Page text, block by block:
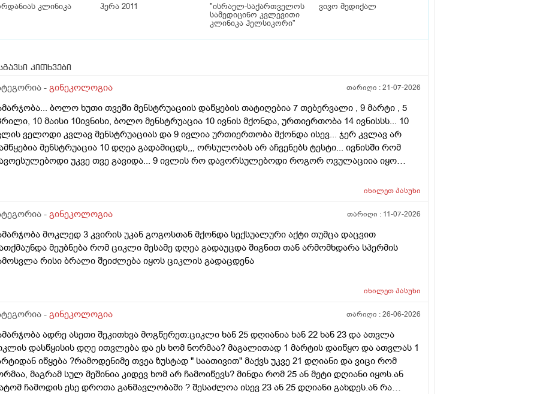
კლინიკა ჰერა 2011
"ისრაელ-საქართველოს
სამედიცინო კვლევითი
კლინიკა ჰელსიკორი"
ვივო მედიქალ
კითხვები
- გინეკოლოგია თარიღი :21-07-2026
ბოლო ხუთი თვეში მენსტრუაციის დაწყების თატიღებია 7 თებერვალი , 9 მარტი , 5
10 მაისი 10ივნისი, ბოლო მენსტრუაცია 10 ივნის მქონდა, ურთიერთობა 14 ივნისსს... 10
ველოდი კვლავ მენსტრუაციას და 9 ივლია ურთიერთობა მქონდა ისევ... ჯერ კვლავ არ
მენსტრუაცია 10 დღეა გადამიცდს,,, ორსულობას არ აჩვენებს ტესტი... ივნისში რომ
უკვე თვე გავიდა... 9 ივლის რო დავორსულებოდი როგორ ოვულაციია იყო
იხილეთპასუხი
- გინეკოლოგია თარიღი : 11-07-2026
მოკლედ 3 კვირის უკან გოგოსთან მქონდა სექსუალური აქტი თუმცა დაცვით
მეუბნება რომ ციკლი მესამე დღეა გადაუცდა შიგნით თან არმომხდარა სპერმის
რისი ბრალი შეიძლება იყოს ციკლის გადაცდენა
იხილეთპასუხი
- გინეკოლოგია თარიღი :26-06-2026
ადრე ასეთი შეკითხვა მოგწერეთ:ციკლი ხან 25 დღიანია ხან 22 ხან 23 და ათვლა
დასწყისის დღე ითვლება და ეს ხომ ნორმაა? მაგალითად 1 მარტის დაიწყო და ათვლას 1
იწყება ?რამოდენიმე თვეა ზუსტად " საათივით" მაქვს უკვე 21 დღიანი და ვიცი რომ
მაგრამ სულ მეშინია კიდევ ხომ არ ჩამოიწევს? მინდა რომ 25 ან მეტი დღიანი იყოს.ან
ჩამოდის ესე დროთა განმავლობაში ? შესაძლოა ისევ 23 ან 25 დღიანი გახდეს.ან რა